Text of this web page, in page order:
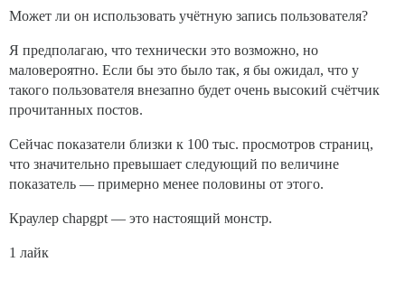
Может ли он использовать учётную запись пользователя?
Я предполагаю, что технически это возможно, но
маловероятно. Если бы это было так, я бы ожидал, что у
такого пользователя внезапно будет очень высокий счётчик
прочитанных постов.
Сейчас показатели близки к 100 тыс. просмотров страниц,
что значительно превышает следующий по величине
показатель — примерно менее половины от этого.
Краулер chapgpt — это настоящий монстр.
1 лайк